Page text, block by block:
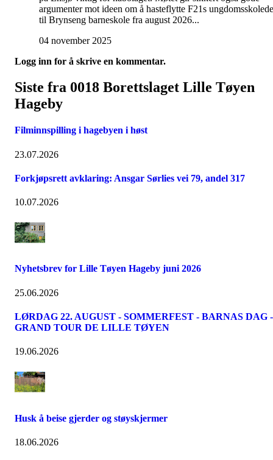
argumenter mot ideen om å hasteflytte F21s
til Brynseng barneskole fra august 2026...
04 november 2025
Logg inn for å skrive en kommentar.
Siste fra 0018 Borettslaget Lille Tøyen
Hageby
Filminnspilling i hagebyen i høst
23.07.2026
Forkjøpsrett avklaring: Ansgar Sørlies vei 79, andel 317
10.07.2026
Nyhetsbrev for Lille Tøyen Hageby juni 2026
25.06.2026
LØRDAG 22. AUGUST - SOMMERFEST - BARNAS DAG -
GRAND TOUR DE LILLE TØYEN
19.06.2026
Husk å beise gjerder og støyskjermer
18.06.2026